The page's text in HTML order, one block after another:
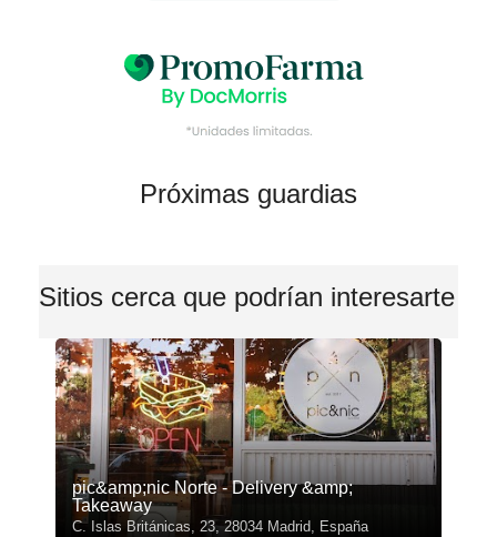
Próximas guardias
Sitios cerca que podrían interesarte
pic&amp;nic Norte - Delivery &amp;
Takeaway
C. Islas Británicas, 23, 28034 Madrid, España